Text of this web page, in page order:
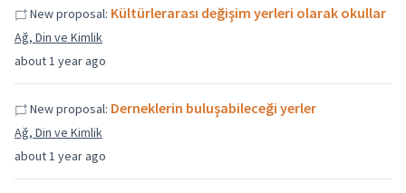
about 1 year ago
New proposal: Kültürlerarası değişim yerleri olarak okullar
Ağ, Din ve Kimlik
about 1 year ago
New proposal: Derneklerin buluşabileceği yerler
Ağ, Din ve Kimlik